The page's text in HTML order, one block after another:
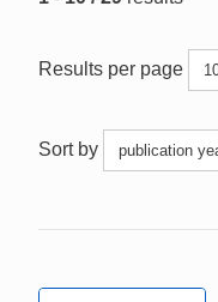
Results per page
Sort by